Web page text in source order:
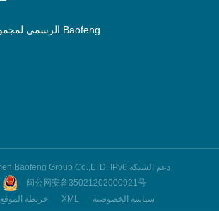
حساب WeChat الرسمي لمجموعة Baofeng
© 2026 Xiamen Baofeng Group Co.,LTD. IPv6 دعم الشبكة
闽公网安备35021202000921号
خريطة الموقع XML سياسة الخصوصية